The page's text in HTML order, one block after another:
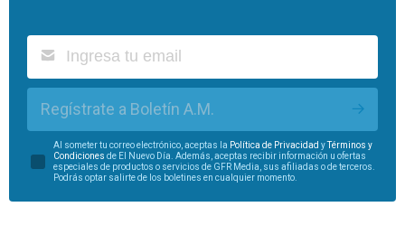
Regístrate a Boletín A.M.
Al someter tu correo electrónico, aceptas la Política de Privacidad yTérminos y
Condiciones de El Nuevo Día. Además, aceptas recibir información u ofertas
especiales de productos o servicios de GFR Media, sus afiliadas o de terceros.
Podrás optar salirte de los boletines en cualquier momento.